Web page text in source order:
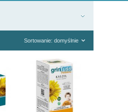
Sortowanie: domyślnie